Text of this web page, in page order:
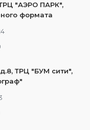
"АЭРО ПАРК",
формата
ТРЦ "БУМ сити",